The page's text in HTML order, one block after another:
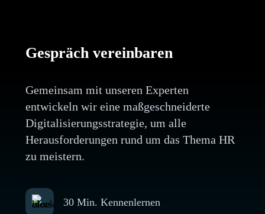
Gespräch vereinbaren
Gemeinsam mit unseren Experten
entwickeln wir eine maßgeschneiderte
Digitalisierungsstrategie, um alle
Herausforderungen rund um das Thema HR
zu meistern.
30 Min. Kennenlernen